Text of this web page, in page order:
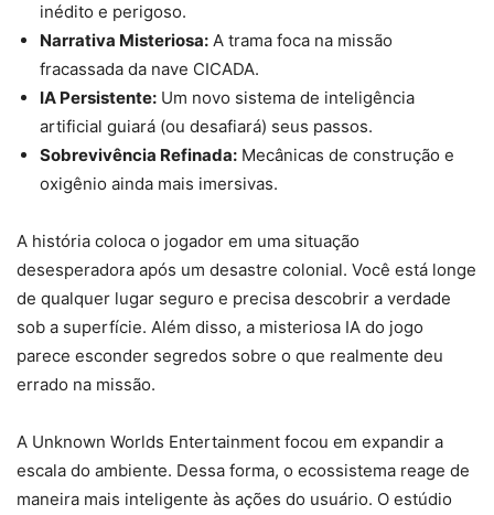
inédito e perigoso.
Narrativa Misteriosa: A trama foca na missão
fracassada da nave CICADA.
IA Persistente: Um novo sistema de inteligência
artificial guiará (ou desafiará) seus passos.
Sobrevivência Refinada: Mecânicas de construção e
oxigênio ainda mais imersivas.
A história coloca o jogador em uma situação
desesperadora após um desastre colonial. Você está longe
de qualquer lugar seguro e precisa descobrir a verdade
sob a superfície. Além disso, a misteriosa IA do jogo
parece esconder segredos sobre o que realmente deu
errado na missão.
A Unknown Worlds Entertainment focou em expandir a
escala do ambiente. Dessa forma, o ecossistema reage de
maneira mais inteligente às ações do usuário. O estúdio